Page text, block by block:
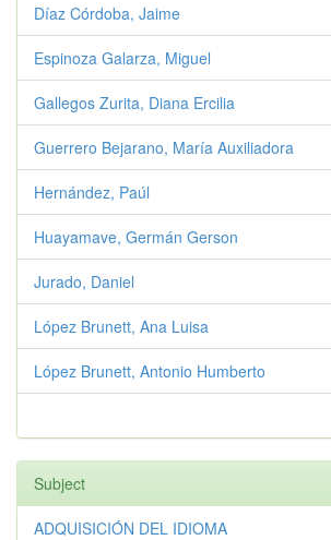
Díaz Córdoba, Jaime
Espinoza Galarza, Miguel
Gallegos Zurita, Diana Ercilia
Guerrero Bejarano, María Auxiliadora
Hernández, Paúl
Huayamave, Germán Gerson
Jurado, Daniel
López Brunett, Ana Luisa
López Brunett, Antonio Humberto
Subject
ADQUISICIÓN DEL IDIOMA